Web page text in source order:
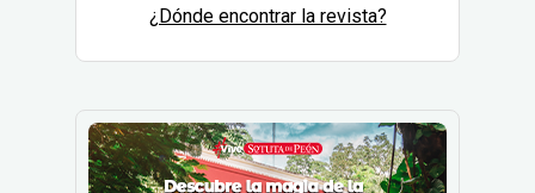
¿Dónde encontrar la revista?